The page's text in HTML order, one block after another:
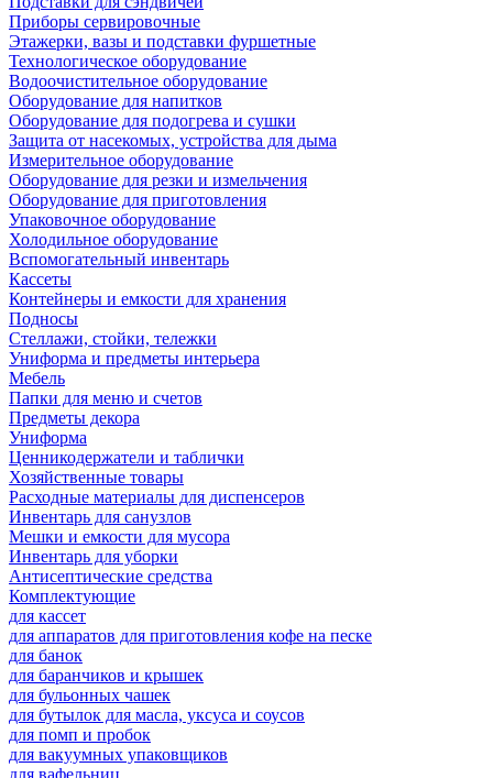
Приборы сервировочные
Этажерки, вазы и подставки фуршетные
Технологическое оборудование
Водоочистительное оборудование
Оборудование для напитков
Оборудование для подогрева и сушки
Защита от насекомых, устройства для дыма
Измерительное оборудование
Оборудование для резки и измельчения
Оборудование для приготовления
Упаковочное оборудование
Холодильное оборудование
Вспомогательный инвентарь
Кассеты
Контейнеры и емкости для хранения
Подносы
Стеллажи, стойки, тележки
Униформа и предметы интерьера
Мебель
Папки для меню и счетов
Предметы декора
Униформа
Ценникодержатели и таблички
Хозяйственные товары
Расходные материалы для диспенсеров
Инвентарь для санузлов
Мешки и емкости для мусора
Инвентарь для уборки
Антисептические средства
Комплектующие
для кассет
для аппаратов для приготовления кофе на песке
для банок
для баранчиков и крышек
для бульонных чашек
для бутылок для масла, уксуса и соусов
для помп и пробок
для вакуумных упаковщиков
для вафельниц